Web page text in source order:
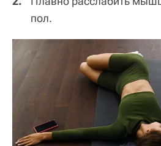
пол.